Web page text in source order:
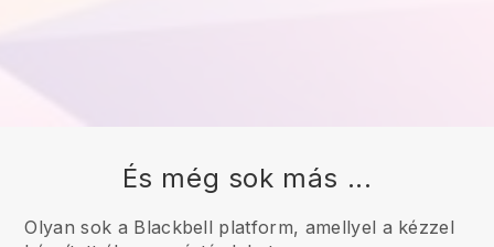
És még sok más ...
Olyan sok a Blackbell platform, amellyel a kézzel